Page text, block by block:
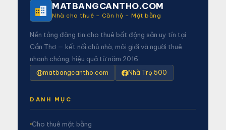
MATBANGCANTHO.COM
Nhà cho thuê – Căn hộ – Mặt bằng
Nền tảng đăng tin cho thuê bất động sản uy tín tại
Cần Thơ — kết nối chủ nhà, môi giới và người thuê
nhanh chóng, hiệu quả từ năm 2016.
matbangcantho.com Nhà Trọ 500
DANH MỤC
Cho thuê mặt bằng